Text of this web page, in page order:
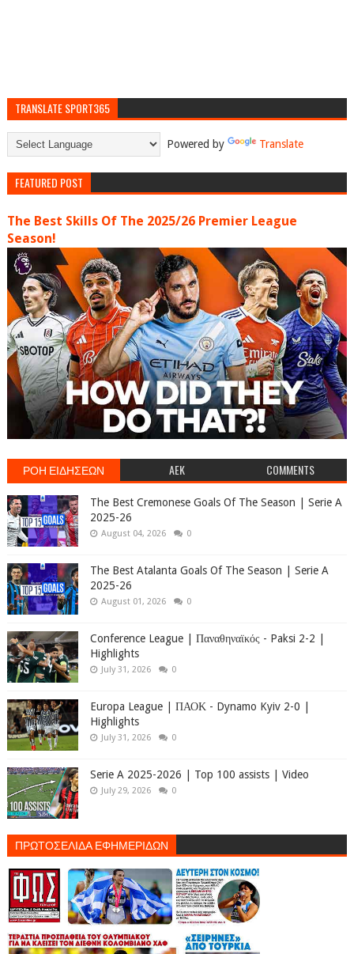
TRANSLATE SPORT365
Powered by Translate
FEATURED POST
The Best Skills Of The 2025/26 Premier League
Season!
ΡΟΗ ΕΙΔΗΣΕΩΝ AEK COMMENTS
The Best Cremonese Goals Of The Season | Serie A
2025-26
August 04, 2026 0
The Best Atalanta Goals Of The Season | Serie A
2025-26
August 01, 2026 0
Conference League | Παναθηναϊκός - Paksi 2-2 |
Highlights
July 31, 2026 0
Europa League | ΠΑΟΚ - Dynamo Kyiv 2-0 |
Highlights
July 31, 2026 0
Serie A 2025-2026 | Top 100 assists | Video
July 29, 2026 0
ΠΡΩΤΟΣΕΛΙΔΑ ΕΦΗΜΕΡΙΔΩΝ